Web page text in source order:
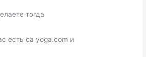
тогда
есть са yoga.com и